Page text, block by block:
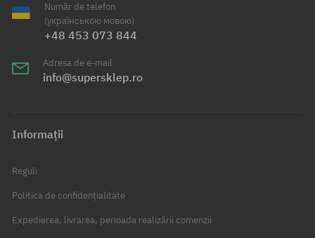
Număr de telefon
(українською мовою)
+48 453 073 844
Adresa de e-mail
info@supersklep.ro
Informații
Reguli
Politica de confidențialitate
Expedierea, livrarea, perioada realizării comenzii